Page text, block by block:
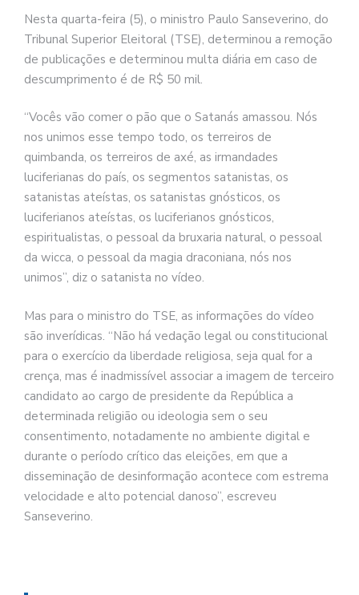
Nesta quarta-feira (5), o ministro Paulo Sanseverino, do
Tribunal Superior Eleitoral (TSE), determinou a remoção
de publicações e determinou multa diária em caso de
descumprimento é de R$ 50 mil.
“Vocês vão comer o pão que o Satanás amassou. Nós
nos unimos esse tempo todo, os terreiros de
quimbanda, os terreiros de axé, as irmandades
luciferianas do país, os segmentos satanistas, os
satanistas ateístas, os satanistas gnósticos, os
luciferianos ateístas, os luciferianos gnósticos,
espiritualistas, o pessoal da bruxaria natural, o pessoal
da wicca, o pessoal da magia draconiana, nós nos
unimos”, diz o satanista no vídeo.
Mas para o ministro do TSE, as informações do vídeo
são inverídicas. “Não há vedação legal ou constitucional
para o exercício da liberdade religiosa, seja qual for a
crença, mas é inadmissível associar a imagem de terceiro
candidato ao cargo de presidente da República a
determinada religião ou ideologia sem o seu
consentimento, notadamente no ambiente digital e
durante o período crítico das eleições, em que a
disseminação de desinformação acontece com estrema
velocidade e alto potencial danoso”, escreveu
Sanseverino.